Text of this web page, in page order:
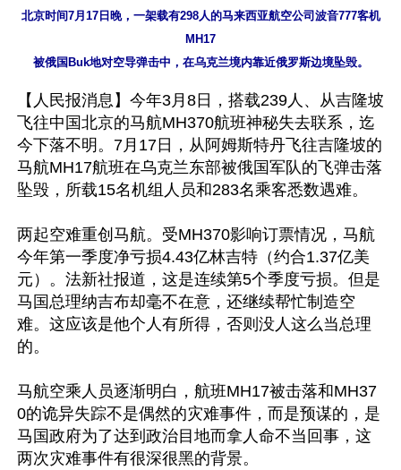
北京时间7月17日晚，一架载有298人的马来西亚航空公司波音777客机
MH17
被俄国Buk地对空导弹击中，在乌克兰境内靠近俄罗斯边境坠毁。
【人民报消息】今年3月8日，搭载239人、从吉隆坡
飞往中国北京的马航MH370航班神秘失去联系，迄
今下落不明。7月17日，从阿姆斯特丹飞往吉隆坡的
马航MH17航班在乌克兰东部被俄国军队的飞弹击落
坠毁，所载15名机组人员和283名乘客悉数遇难。
两起空难重创马航。受MH370影响订票情况，马航
今年第一季度净亏损4.43亿林吉特（约合1.37亿美
元）。法新社报道，这是连续第5个季度亏损。但是
马国总理纳吉布却毫不在意，还继续帮忙制造空
难。这应该是他个人有所得，否则没人这么当总理
的。
马航空乘人员逐渐明白，航班MH17被击落和MH37
0的诡异失踪不是偶然的灾难事件，而是预谋的，是
马国政府为了达到政治目地而拿人命不当回事，这
两次灾难事件有很深很黑的背景。